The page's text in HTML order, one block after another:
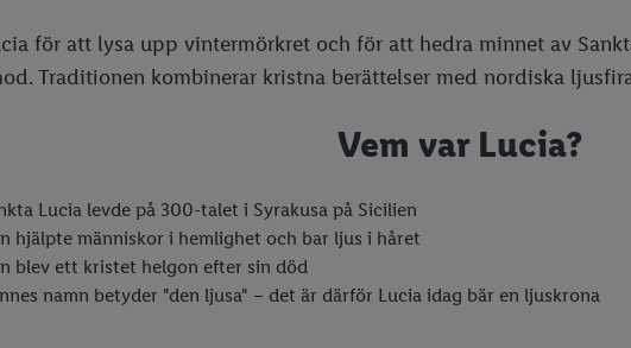
för att lysa upp vintermörkret och för att hedra minnet av
Traditionen kombinerar kristna berättelser med nordiska
Vem var Lucia?
Lucia levde på 300-talet i Syrakusa på Sicilien
hjälpte människor i hemlighet och bar ljus i håret
blev ett kristet helgon efter sin död
namn betyder "den ljusa" – det är därför Lucia idag bär en ljuskrona